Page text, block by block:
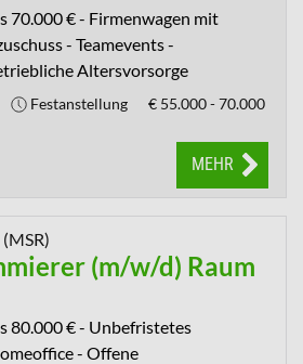
70.000 € - Firmenwagen mit
- Teamevents -
Altersvorsorge
Festanstellung € 55.000 - 70.000
MEHR
(m/w/d) Raum
80.000 € - Unbefristetes
- Offene